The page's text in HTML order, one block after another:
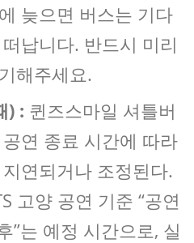
늦으면 버스는 기다
납니다. 반드시 미리
해주세요.
) : 퀸즈스마일 셔틀버
연 종료 시간에 따라
연되거나 조정된다.
고양 공연 기준 “공연
”는 예정 시간으로, 실